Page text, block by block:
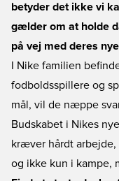
betyder det ikke vi
gælder om at holde
på vej med deres
I Nike familien
fodboldsspillere og
mål, vil de næppe
Budskabet i Nikes
kræver hårdt
og ikke kun i kampe,